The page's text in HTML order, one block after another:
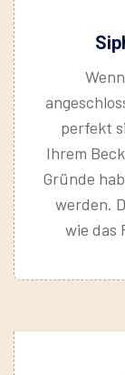
perfekt
Ihrem
Gründe
werden.
wie das